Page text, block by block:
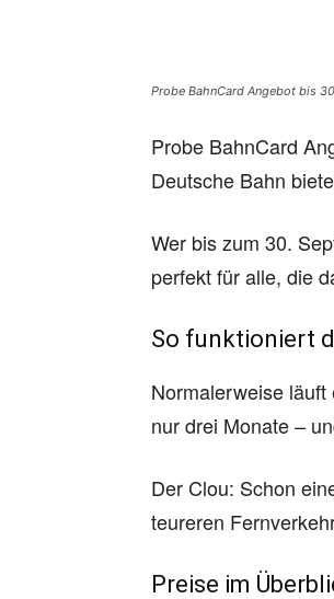
Probe BahnCard Angebot bis
Probe BahnCard
Deutsche Bahn
Wer bis zum 30.
perfekt für alle, die
So funktioniert
Normalerweise
nur drei Monate –
Der Clou: Schon
teureren
Preise im